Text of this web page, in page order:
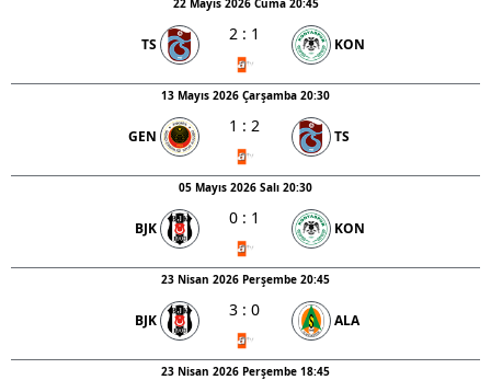
hazırlanmış Aydınlatma Metnimizi okumak ve sitemizde
ilgili mevzuata uygun olarak kullanılan çerezlerle ilgili bilgi
22 Mayıs 2026 Cuma 20:45
TS
2: 1
KON
13 Mayıs 2026 Çarşamba 20:30
GEN
1 : 2
TS
05 Mayıs 2026 Salı 20:30
BJK
0: 1
KON
23 Nisan 2026 Perşembe 20:45
BJK
3: 0
ALA
23 Nisan 2026 Perşembe 18:45